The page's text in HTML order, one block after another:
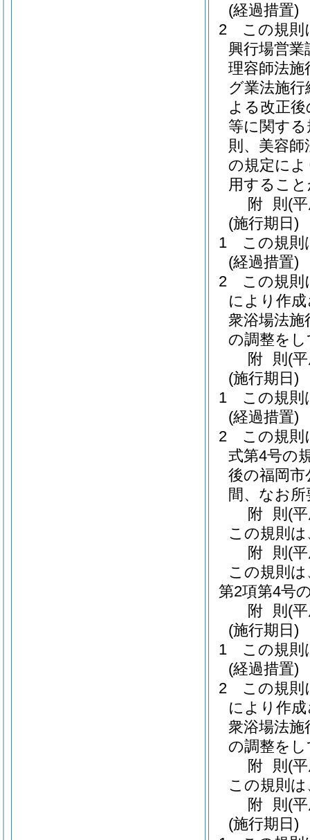
(経過措置)
2
この規則
興行場営業
理容師法施
グ業法施
よる改正
等に関する
則、美容
の規定に
用するこ
附 則 (
(施行期日)
1
この規則
(経過措置)
2
この規則
により作
衆浴場法
の調整を
附 則 (
(施行期日)
1
この規則
(経過措置)
2
この規則
式第4号の
後の福岡
間、なお
附 則 (
この規則
附 則 (
この規則
第2項第4号
附 則 (
(施行期日)
1
この規則
(経過措置)
2
この規則
により作
衆浴場法
の調整を
附 則 (
この規則
附 則 (
(施行期日)